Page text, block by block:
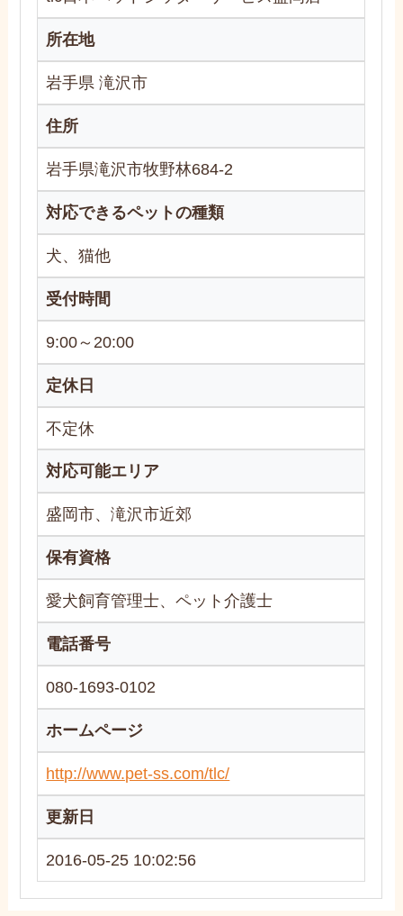
所在地
岩手県 滝沢市
住所
岩手県滝沢市牧野林684-2
対応できるペットの種類
犬、猫他
受付時間
9:00～20:00
定休日
不定休
対応可能エリア
盛岡市、滝沢市近郊
保有資格
愛犬飼育管理士、ペット介護士
電話番号
080-1693-0102
ホームページ
http://www.pet-ss.com/tlc/
更新日
2016-05-25 10:02:56